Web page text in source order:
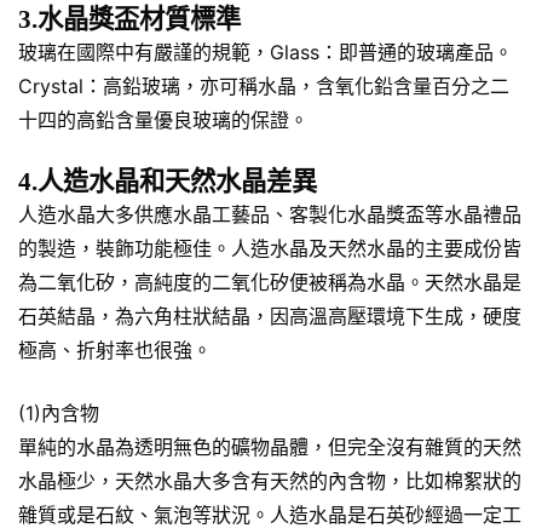
3.水晶獎盃材質標準
玻璃在國際中有嚴謹的規範，Glass：即普通的玻璃產品。
Crystal：高鉛玻璃，亦可稱水晶，含氧化鉛含量百分之二
十四的高鉛含量優良玻璃的保證。
4.人造水晶和天然水晶差異
人造水晶大多供應水晶工藝品、客製化水晶獎盃等水晶禮品
的製造，裝飾功能極佳。人造水晶及天然水晶的主要成份皆
為二氧化矽，高純度的二氧化矽便被稱為水晶。天然水晶是
石英結晶，為六角柱狀結晶，因高溫高壓環境下生成，硬度
極高、折射率也很強。
(1)內含物
單純的水晶為透明無色的礦物晶體，但完全沒有雜質的天然
水晶極少，天然水晶大多含有天然的內含物，比如棉絮狀的
雜質或是石紋、氣泡等狀況。人造水晶是石英砂經過一定工